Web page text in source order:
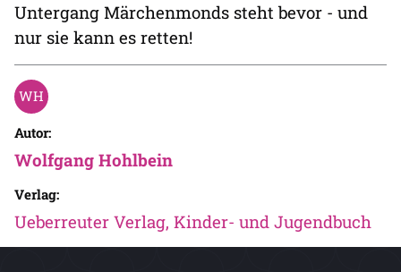
Untergang Märchenmonds steht bevor - und
nur sie kann es retten!
Autor:
Wolfgang Hohlbein
Verlag:
Ueberreuter Verlag, Kinder- und Jugendbuch